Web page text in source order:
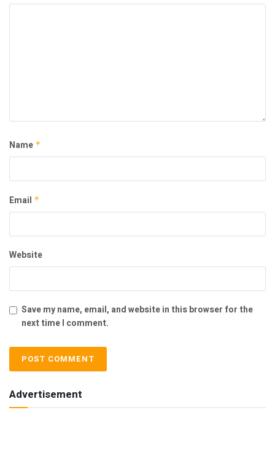
Name *
Email *
Website
Save my name, email, and website in this browser for the
next time I comment.
Advertisement